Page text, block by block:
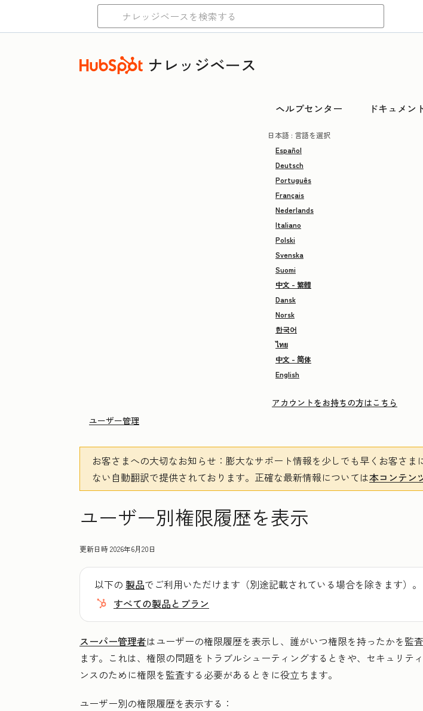
ナレッジベース
ヘルプセンター ドキュメン
日本語 : 言語を選択
Español
Deutsch
Português
Français
Nederlands
Italiano
Polski
Svenska
Suomi
中文 - 繁體
Dansk
Norsk
한국어
ไทย
中文 - 简体
English
アカウントをお持ちの方はこちら
ユーザー管理
お客さまへの大切なお知らせ ：膨大なサポート情報を少しでも早くお客さ
ない自動翻訳で提供されております。 正確な最新情報については本コンテン
ユーザー別権限履歴を表示
更新日時2026年6月20日
以下の 製品でご利用いただけます（別途記載されている場合を除きます）。
すべての製品とプラン
スーパー管理者はユーザーの権限履歴を表示し、誰がいつ権限を持ったかを監
ます。これは、権限の問題をトラブルシューティングするときや、セキュリテ
ンスのために権限を監査する必要があるときに役立ちます。
ユーザー別の権限履歴を表示する：